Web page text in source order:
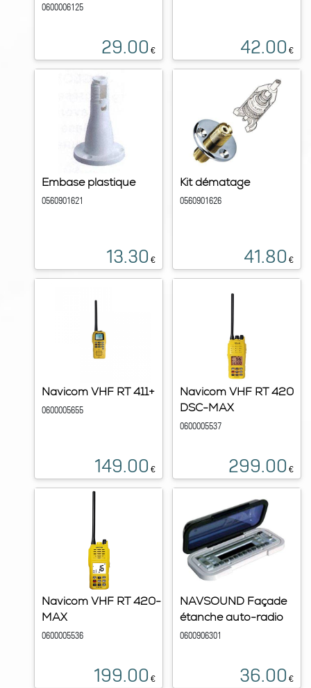
0600006125
29.00 € 42.00 €
Embase plastique
0560901621
13.30 €
Kit dématage
0560901626
41.80 €
Navicom VHF RT 411+
0600005655
149.00 €
Navicom VHF RT 420
DSC-MAX
0600005537
299.00 €
Navicom VHF RT 420-
MAX
0600005536
199.00 €
NAVSOUND Façade
étanche auto-radio
0600906301
36.00 €